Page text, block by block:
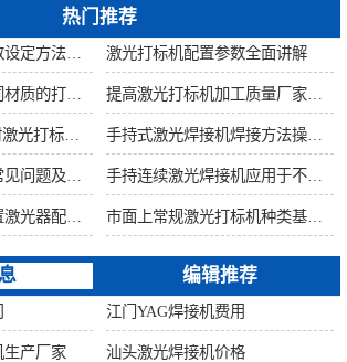
热门推荐
激光打标机配置参数全面讲解
编辑推荐
江门YAG焊接机费用
生产厂家 汕头激光焊接机价格